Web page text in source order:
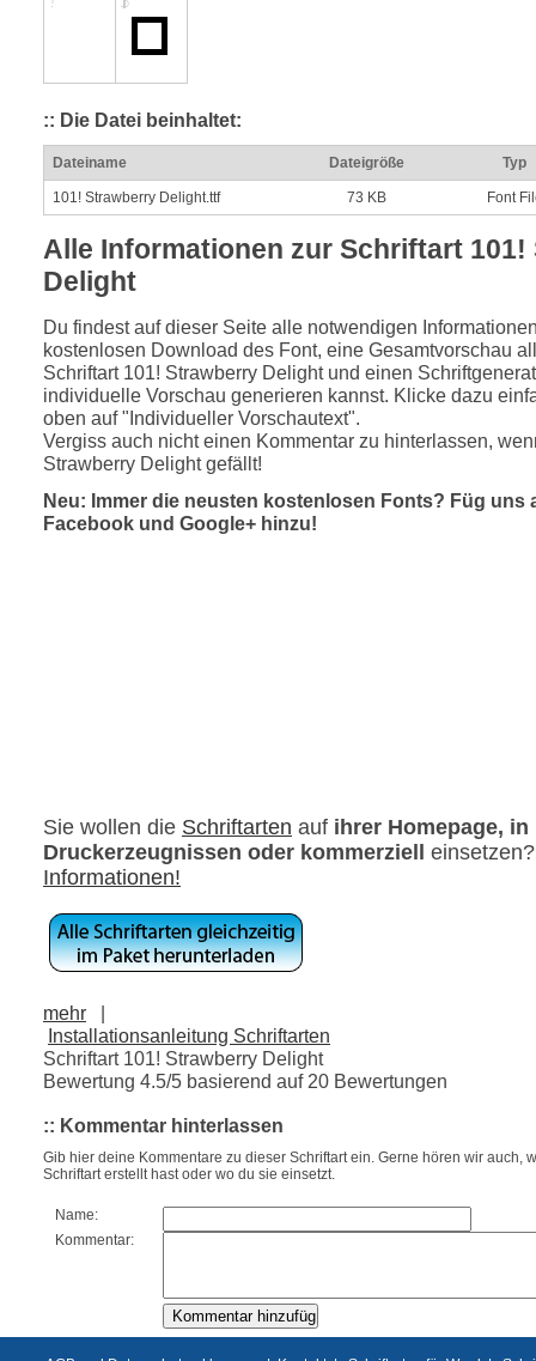
:: Die Datei beinhaltet:
Dateiname Dateigröße Typ
101! Strawberry Delight.ttf 73 KB Font
Alle Informationen zur Schriftart 101!
Delight
Du findest auf dieser Seite alle notwendigen
kostenlosen Download des Font, eine Gesamtvorschau
Schriftart 101! Strawberry Delight und einen
individuelle Vorschau generieren kannst. Klicke dazu
oben auf "Individueller Vorschautext".
Vergiss auch nicht einen Kommentar zu hinterlassen,
Strawberry Delight gefällt!
Neu: Immer die neusten kostenlosen Fonts? Füg uns
Facebook und Google+ hinzu!
Sie wollen die Schriftarten auf ihrer Homepage, in
Druckerzeugnissen oder kommerziell
Informationen!
mehr
|
Installationsanleitung Schriftarten
Schriftart 101! Strawberry Delight
Bewertung 4.5/5 basierend auf 20 Bewertungen
:: Kommentar hinterlassen
Gib hier deine Kommentare zu dieser Schriftart ein. Gerne hören wir auch,
Schriftart erstellt hast oder wo du sie einsetzt.
Name:
Kommentar: